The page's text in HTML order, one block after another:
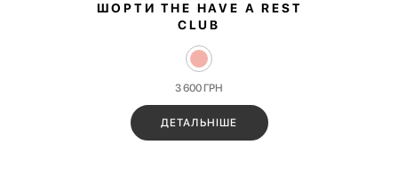
ШОРТИ THE HAVE A REST
CLUB
3 600 ГРН
ДЕТАЛЬНІШЕ